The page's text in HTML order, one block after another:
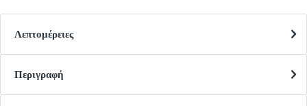
Λεπτομέρειες
Περιγραφή